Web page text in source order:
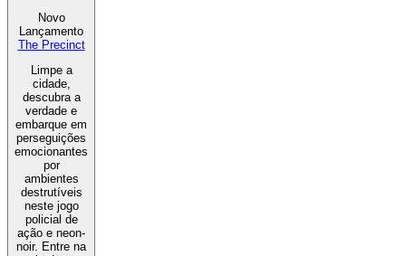
Novo
Lançamento
The Precinct
Limpe a
cidade,
descubra a
verdade e
embarque em
perseguições
emocionantes
por
ambientes
destrutíveis
neste jogo
policial de
ação e neon-
noir. Entre na